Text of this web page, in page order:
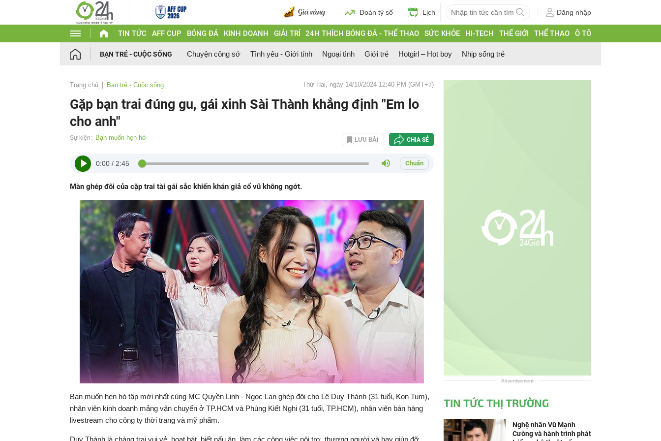
Đoán tỷ số Lịch Đăng nhập
TIN TỨC AFF CUP BÓNG ĐÁ KINH DOANH GIẢI TRÍ 24H THÍCH BÓNG ĐÁ - THỂ THAO SỨC KHỎE HI-TECH THẾ GIỚI THỂ THAO Ô TÔ
BẠN TRẺ - CUỘC SỐNG Chuyện công sở Tình yêu - Giới tính Ngoại tình Giới trẻ Hotgirl – Hot boy Nhịp sống trẻ
Trang chủ Bạn trẻ - Cuộc sống Thứ Hai, ngày 14/10/2024 12:40 PM (GMT+7)
Gặp bạn trai đúng gu, gái xinh Sài Thành khẳng định "Em lo
cho anh"
Sự kiện: Bạn muốn hẹn hò LƯU BÀI CHIA SẺ
0:00 / 2:45 Chuẩn
Màn ghép đôi của cặp trai tài gái sắc khiến khán giả cổ vũ không ngớt.
Bạn muốn hẹn hò tập mới nhất cùng MC Quyền Linh - Ngọc Lan ghép đôi cho Lê Duy Thành (31 tuổi, Kon Tum),
nhân viên kinh doanh mảng vận chuyển ở TP.HCM và Phùng Kiết Nghi (31 tuổi, TP.HCM), nhân viên bán hàng
livestream cho công ty thời trang và mỹ phẩm.
Duy Thành là chàng trai vui vẻ, hoạt bát, biết nấu ăn, làm các công việc nội trợ, thương người và hay giúp đỡ
Advertisement
TIN TỨC THỊ TRƯỜNG
Nghệ nhân Vũ Mạnh
Cường và hành trình phát